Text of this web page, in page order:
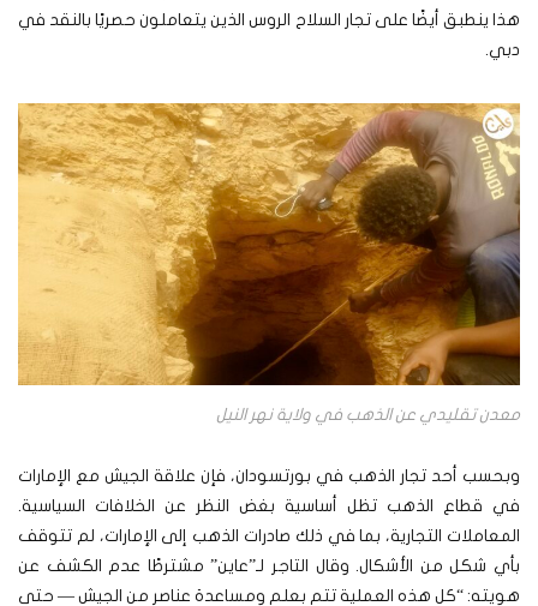
هذا ينطبق أيضًا على تجار السلاح الروس الذين يتعاملون حصريًا بالنقد في
دبي.
معدن تقليدي عن الذهب في ولاية نهر النيل
وبحسب أحد تجار الذهب في بورتسودان، فإن علاقة الجيش مع الإمارات
في قطاع الذهب تظل أساسية بغض النظر عن الخلافات السياسية.
المعاملات التجارية، بما في ذلك صادرات الذهب إلى الإمارات، لم تتوقف
بأي شكل من الأشكال. وقال التاجر لـ”عاين” مشترطًا عدم الكشف عن
هويته: “كل هذه العملية تتم بعلم ومساعدة عناصر من الجيش — حتى